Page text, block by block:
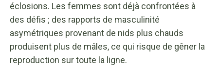
éclosions. Les femmes sont déjà confrontées à
des défis ; des rapports de masculinité
asymétriques provenant de nids plus chauds
produisent plus de mâles, ce qui risque de gêner la
reproduction sur toute la ligne.